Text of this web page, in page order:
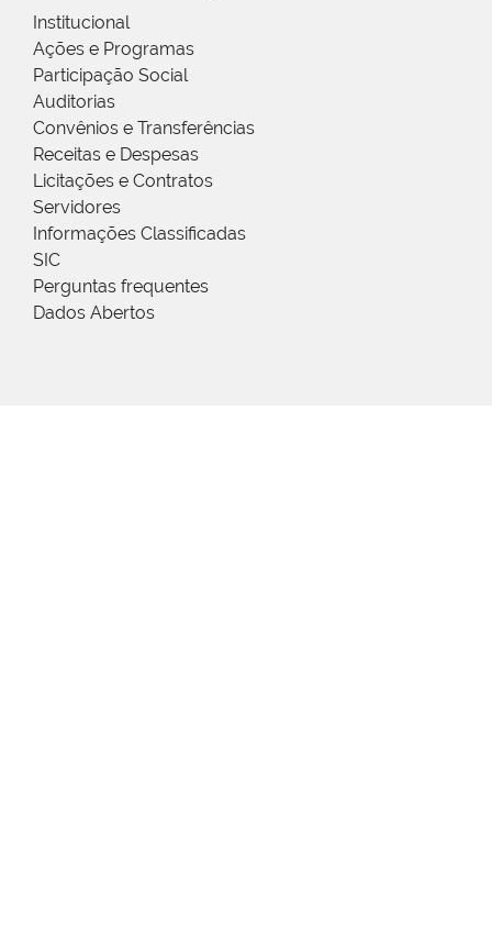
Institucional
Ações e Programas
Participação Social
Auditorias
Convênios e Transferências
Receitas e Despesas
Licitações e Contratos
Servidores
Informações Classificadas
SIC
Perguntas frequentes
Dados Abertos